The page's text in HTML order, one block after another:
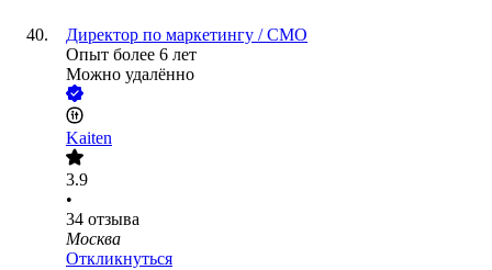
Директор по маркетингу / СМО
Опыт более 6 лет
Можно удалённо
Kaiten
3.9
•
34 отзыва
Москва
Откликнуться